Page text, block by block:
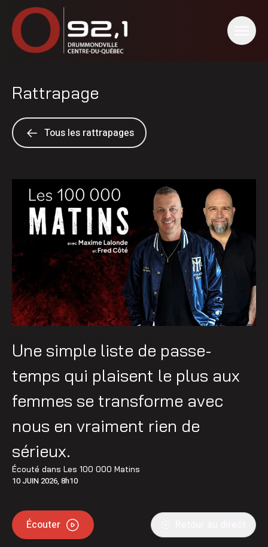
Rattrapage
Tous les rattrapages
Une simple liste de passe-
temps qui plaisent le plus aux
femmes se transforme avec
nous en vraiment rien de
sérieux.
Écouté dans Les 100 000 Matins
10 JUIN 2026, 8h10
Écouter